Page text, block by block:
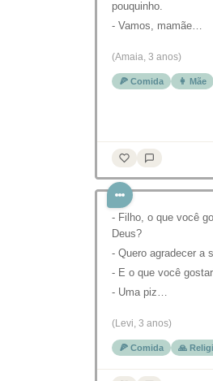
pouquinho.
- Vamos, mamãe…
(Amaia, 3 anos)
🍕 Comida 👩 Mãe
- Filho, o que você
Deus?
- Quero agradecer a
- E o que você
- Uma piz…
(Levi, 3 anos)
🍕 Comida 🙏